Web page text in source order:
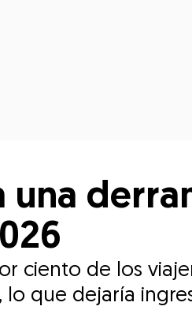
una
ciento de los
lo que dejaría
whatsapp